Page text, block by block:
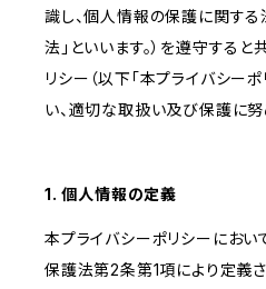
識し、個人情報の保護に関する
法」といいます。）を遵守する
リシー（以下「本プライバシーポ
い、適切な取扱い及び保護に努
1. 個人情報の定義
本プライバシーポリシーにおい
保護法第2条第1項により定義さ